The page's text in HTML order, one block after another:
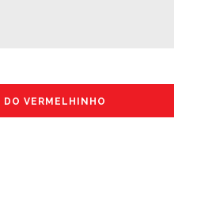
DO VERMELHINHO